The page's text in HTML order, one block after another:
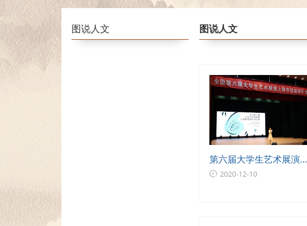
图说人文 图说人文
第六届大学生艺术展演上
海市活动声乐专场在上海
2020-12-10